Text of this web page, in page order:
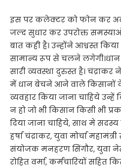
इस पर कलेक्टर को फोन कर
जल्द सुधार कर उपरोक्त
बात कही है। उन्होंने आश्वस्त
सामान्य रूप से चलने
सारी व्यवस्था दुरुस्त है।
में धान बेचने आने वाले किसानों
व्यवहार किया जाना चाहिये उन्हें
न हो जो भी किसान किसी भी
दिया जाना चाहिये, साथ मे सदस्य
हर्षा चंद्राकर, युवा मोर्चा
संयोजक मनहरण सिंगौर, युवा
रोहित वर्मा, कर्मचारियों सहित